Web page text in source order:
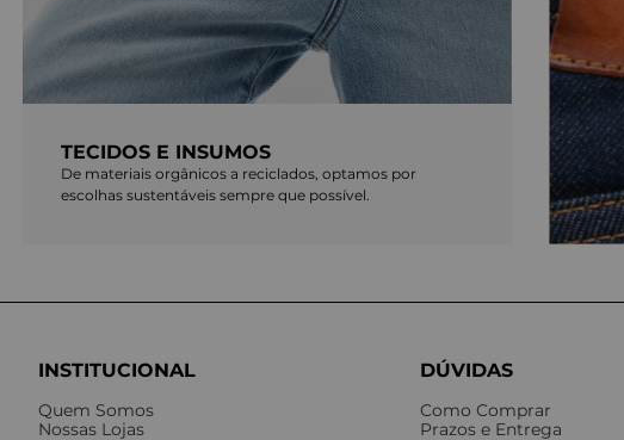
TECIDOS E INSUMOS
De materiais orgânicos a reciclados, optamos por
escolhas sustentáveis sempre que possível.
INSTITUCIONAL
Quem Somos
Nossas Lojas
DÚVIDAS
Como Comprar
Prazos e Entrega